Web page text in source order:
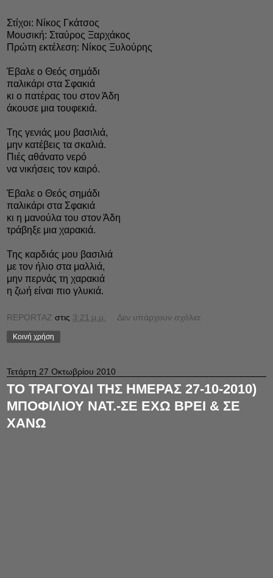
Στίχοι: Νίκος Γκάτσος
Μουσική: Σταύρος Ξαρχάκος
Πρώτη εκτέλεση: Νίκος Ξυλούρης
Έβαλε ο Θεός σημάδι
παλικάρι στα Σφακιά
κι ο πατέρας του στον Άδη
άκουσε μια τουφεκιά.
Της γενιάς μου βασιλιά,
μην κατέβεις τα σκαλιά.
Πιές αθάνατο νερό
να νικήσεις τον καιρό.
Έβαλε ο Θεός σημάδι
παλικάρι στα Σφακιά
κι η μανούλα του στον Άδη
τράβηξε μια χαρακιά.
Της καρδιάς μου βασιλιά
με τον ήλιο στα μαλλιά,
μην περνάς τη χαρακιά
η ζωή είναι πιο γλυκιά.
REPORTAZ στις 3:21 μ.μ. Δεν υπάρχουν σχόλια:
Κοινή χρήση
Τετάρτη 27 Οκτωβρίου 2010
ΤΟ ΤΡΑΓΟΥΔΙ ΤΗΣ ΗΜΕΡΑΣ 27-10-2010)
ΜΠΟΦΙΛΙΟΥ ΝΑΤ.-ΣΕ ΕΧΩ ΒΡΕΙ & ΣΕ
ΧΑΝΩ